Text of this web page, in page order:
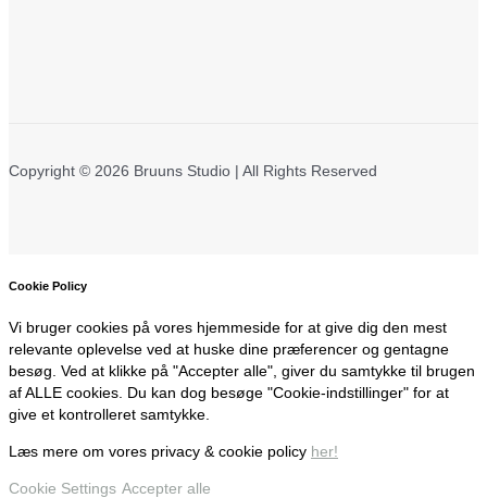
Copyright © 2026 Bruuns Studio | All Rights Reserved
Cookie Policy
Vi bruger cookies på vores hjemmeside for at give dig den mest
relevante oplevelse ved at huske dine præferencer og gentagne
besøg. Ved at klikke på "Accepter alle", giver du samtykke til brugen
af ALLE cookies. Du kan dog besøge "Cookie-indstillinger" for at
give et kontrolleret samtykke.
Læs mere om vores privacy & cookie policy her!
Cookie Settings Accepter alle